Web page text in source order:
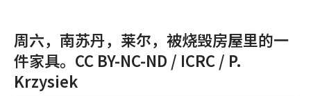
周六，南苏丹，莱尔，被烧毁房屋里的一
件家具。CC BY-NC-ND / ICRC / P.
Krzysiek